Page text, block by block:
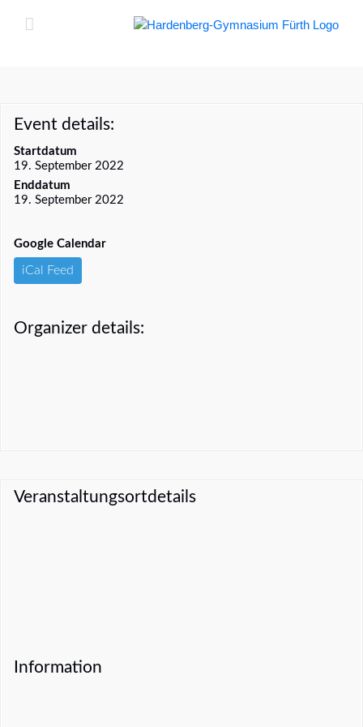
Event details:
Startdatum
19. September 2022
Enddatum
19. September 2022
Google Calendar
iCal Feed
Organizer details:
Veranstaltungsortdetails
Information